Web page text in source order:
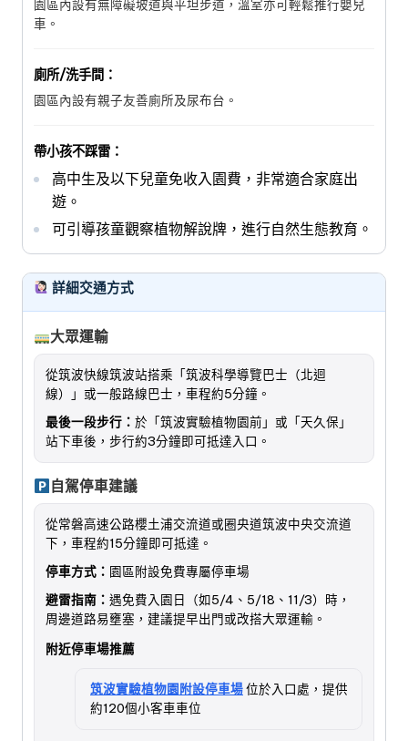
園區內設有無障礙坡道與平坦步道，溫室亦可輕鬆推行嬰兒
車。
廁所/洗手間：
園區內設有親子友善廁所及尿布台。
帶小孩不踩雷：
高中生及以下兒童免收入園費，非常適合家庭出
遊。
可引導孩童觀察植物解說牌，進行自然生態教育。
詳細交通方式
大眾運輸
從筑波快線筑波站搭乘「筑波科學導覽巴士（北迴
線）」或一般路線巴士，車程約5分鐘。
最後一段步行： 於「筑波實驗植物園前」或「天久保」
站下車後，步行約3分鐘即可抵達入口。
自駕停車建議
從常磐高速公路櫻土浦交流道或圈央道筑波中央交流道
下，車程約15分鐘即可抵達。
停車方式： 園區附設免費專屬停車場
避雷指南： 遇免費入園日（如5/4、5/18、11/3）時，
周邊道路易壅塞，建議提早出門或改搭大眾運輸。
附近停車場推薦
筑波實驗植物園附設停車場位於入口處，提供
約120個小客車車位